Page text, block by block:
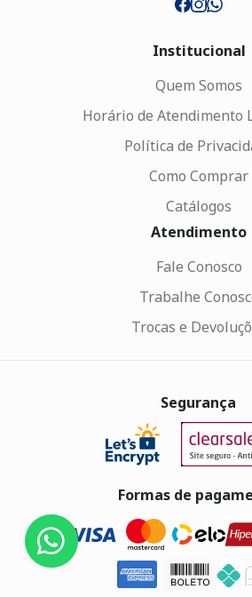
Institucional
Quem Somos
Horário de Atendimento
Política de
Como Comprar
Catálogos
Atendimento
Fale Conosco
Trabalhe
Trocas e
Segurança
Formas de